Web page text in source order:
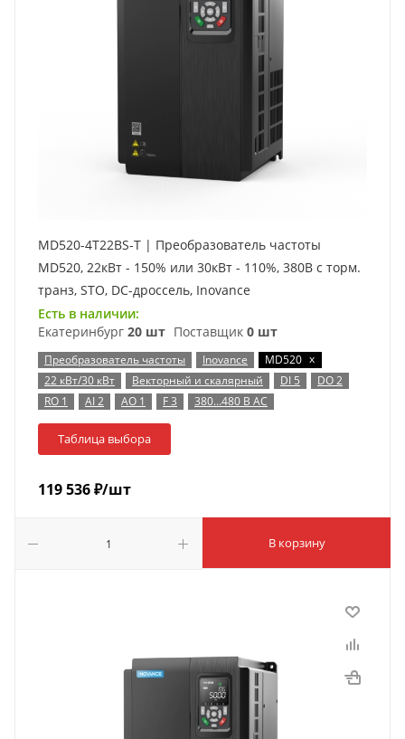
MD520-4T22BS-T | Преобразователь частоты
MD520, 22кВт - 150% или 30кВт - 110%, 380В с торм.
транз, STO, DC-дроссель, Inovance
Есть в наличии:
Екатеринбург 20 шт Поставщик 0 шт
Преобразователь частоты Inovance MD520 x
22 кВт/30 кВт
Векторный и скалярный DI 5
DO 2
RO 1
AI 2 AO 1 F 3 380…480 В AC
Таблица выбора
119 536₽/шт
В корзину